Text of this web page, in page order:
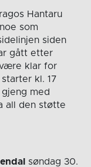
Hantaru
som
siden
gått etter
klar for
kl. 17
med
all den støtte
søndag 30.